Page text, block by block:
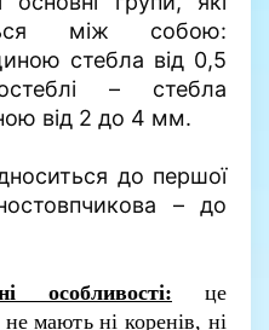
між собою:
стебла від 0,5
– стебла
від 2 до 4 мм.
до першої
– до
особливості:
це
мають ні коренів, ні